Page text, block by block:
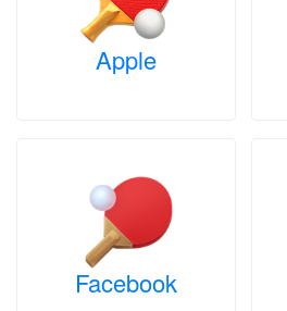
Apple
Facebook